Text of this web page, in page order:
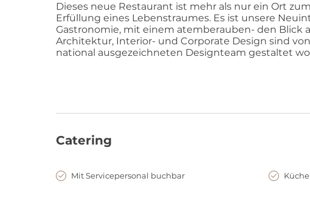
Dieses neue Restaurant ist mehr als nur ein Ort
Erfüllung eines Lebenstraumes. Es ist unsere
Gastronomie, mit einem atemberauben- den Blick
Architektur, Interior- und Corporate Design sind
national ausgezeichneten Designteam gestaltet
Catering
Mit Servicepersonal buchbar